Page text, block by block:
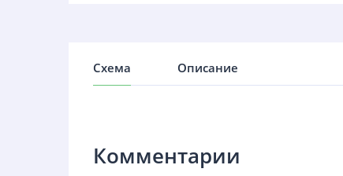
Схема Описание
Комментарии